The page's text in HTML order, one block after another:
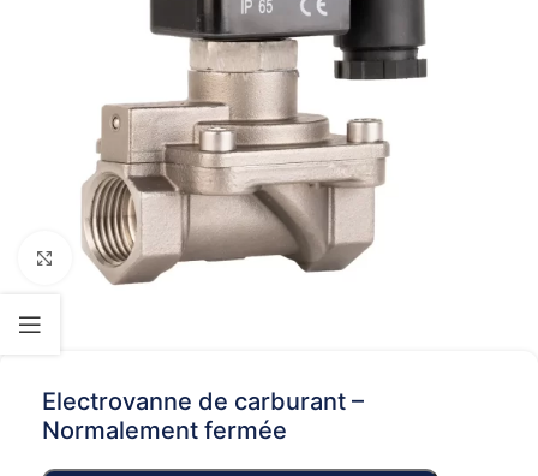
Click to enlarge
Electrovanne de carburant –
Normalement fermée